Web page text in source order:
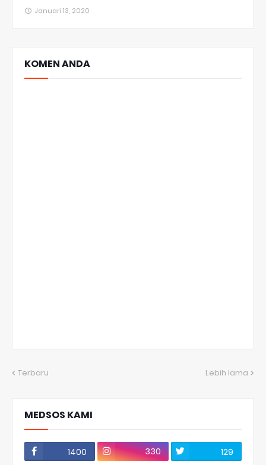
Januari 13, 2020
KOMEN ANDA
Terbaru Lebih lama
MEDSOS KAMI
1400 330 129